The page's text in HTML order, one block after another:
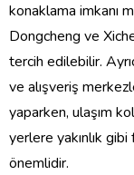
konaklama imkanı
Dongcheng ve
tercih edilebilir.
ve alışveriş
yaparken, ulaşım
yerlere yakınlık
önemlidir.